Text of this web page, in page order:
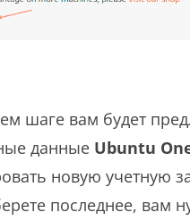
шаге вам будет
данные Ubuntu
новую учетную
последнее, вам